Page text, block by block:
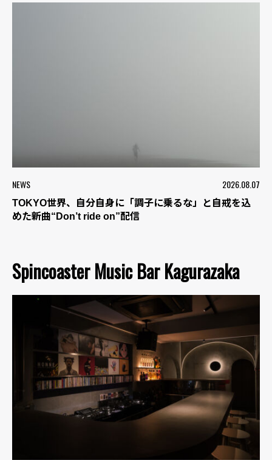
NEWS 2026.08.07
TOKYO世界、自分自身に「調子に乗るな」と自戒を込
めた新曲“Don’t ride on”配信
Spincoaster Music Bar Kagurazaka